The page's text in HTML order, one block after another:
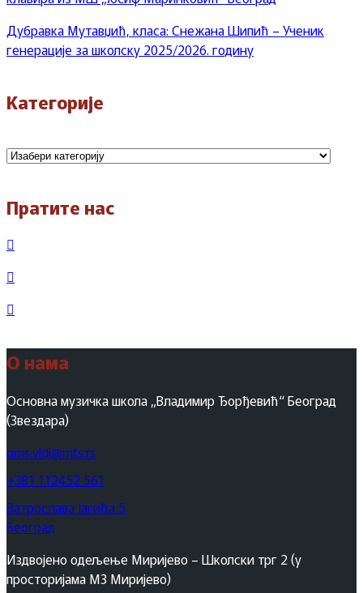
Дубравка Мутавџић, класа: Снежана Шипић – Ученик
генерације за школску 2025/2026. годину
Категорије
Категорије
Пратите нас
О нама
Основна музичка школа „Владимир Ђорђевић“ Београд
(Звездара)
oms.vldj@mts.rs
+381 112452 561
Ватрослава Јагића 5
Београд
Издвојено одељење Миријево – Школски трг 2 (у
просторијама МЗ Миријево)